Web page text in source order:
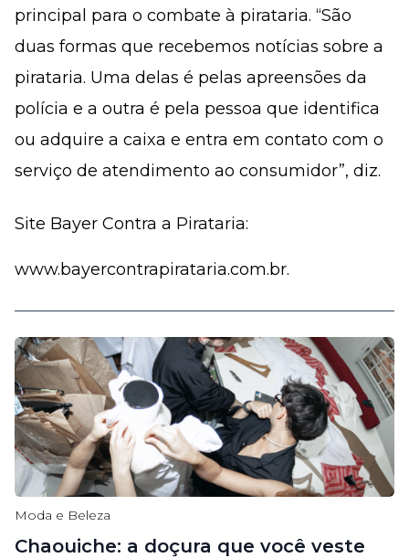
principal para o combate à pirataria. “São
duas formas que recebemos notícias sobre a
pirataria. Uma delas é pelas apreensões da
polícia e a outra é pela pessoa que identifica
ou adquire a caixa e entra em contato com o
serviço de atendimento ao consumidor”, diz.
Site Bayer Contra a Pirataria:
www.bayercontrapirataria.com.br.
Moda e Beleza
Chaouiche: a doçura que você veste